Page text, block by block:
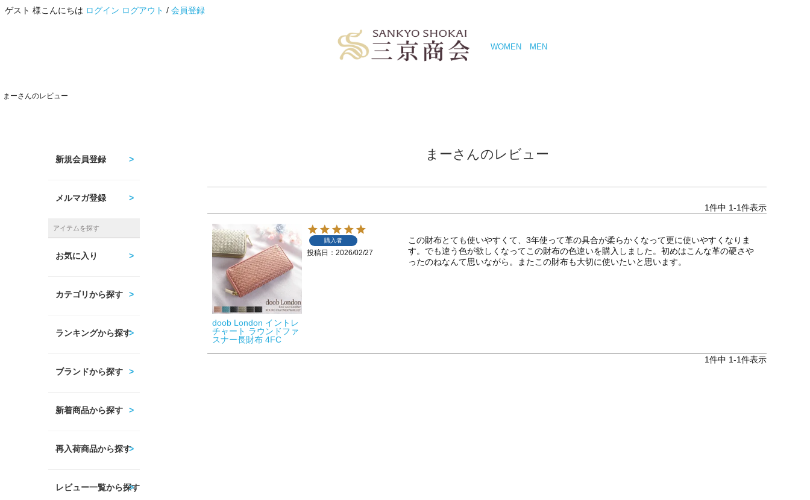
ゲスト 様こんにちは ログイン ログアウト / 会員登録
WOMEN MEN
まーさんのレビュー
新規会員登録
メルマガ登録
アイテムを探す
お気に入り
カテゴリから探す
ランキングから探す
ブランドから探す
新着商品から探す
再入荷商品から探す
レビュー一覧から探す
まーさんのレビュー
1件中 1-1件表示
doob London イントレ
チャート ラウンドファ
スナー長財布 4FC
購入者
投稿日 2026/02/27
この財布とても使いやすくて、3年使って革の具合が柔らかくなって更に使いやすくなりま
す。でも違う色が欲しくなってこの財布の色違いを購入しました。初めはこんな革の硬さや
ったのねなんて思いながら。またこの財布も大切に使いたいと思います。
1件中 1-1件表示